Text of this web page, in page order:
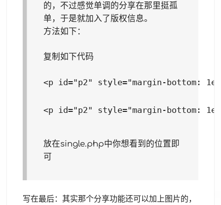
的，不过感觉单调的分享在那里挺孤
单，于是就加入了版权信息。
方法如下：
复制如下代码
<p id="p2" style="margin-bottom:
<p id="p2" style="margin-bottom:
放在single.php中你想看到的位置即
可
写在最后：其实那个分享功能还可以加上图片的，